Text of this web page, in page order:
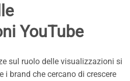
YouTube
sul ruolo delle visualizzazioni si
i brand che cercano di crescere